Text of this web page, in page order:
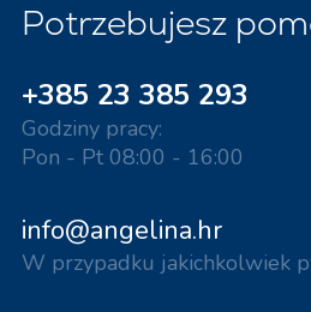
Potrzebujesz
+385 23 385 293
Godziny pracy:
Pon - Pt 08:00 - 16:00
info@angelina.hr
W przypadku jakichkolwiek